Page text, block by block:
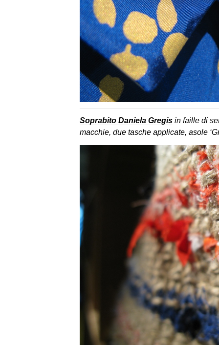
Soprabito Daniela Gregisin faille di
macchie, due tasche applicate, asole